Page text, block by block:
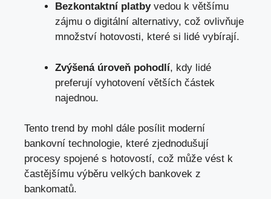
Bezkontaktní platbyvedou k většímu
zájmu o digitální alternativy, což ovlivňuje
množství hotovosti, které si lidé vybírají.
Zvýšená úroveň pohodlí, kdy lidé
preferují vyhotovení větších částek
najednou.
Tento trend by mohl dále posílit moderní
bankovní technologie, které zjednodušují
procesy spojené s hotovostí, což může vést k
častějšímu výběru velkých bankovek z
bankomatů.